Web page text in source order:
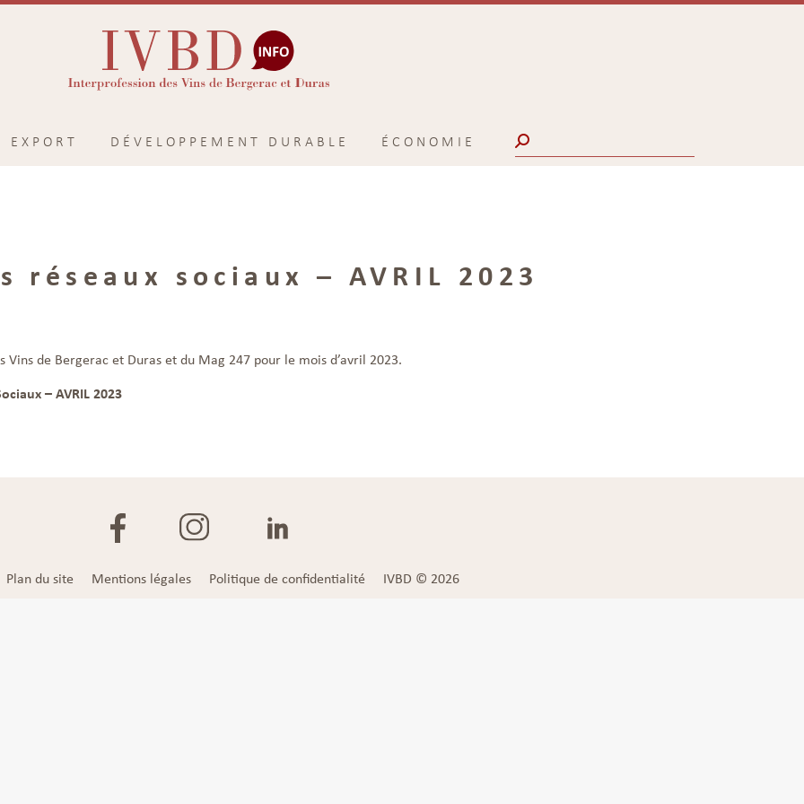
EXPORT DÉVELOPPEMENT DURABLE ÉCONOMIE Search:
sociaux – AVRIL 2023
Vins de Bergerac et Duras et du Mag 247 pour le mois d’avril 2023.
– AVRIL 2023
Plan du site Mentions légales Politique de confidentialité IVBD © 2026